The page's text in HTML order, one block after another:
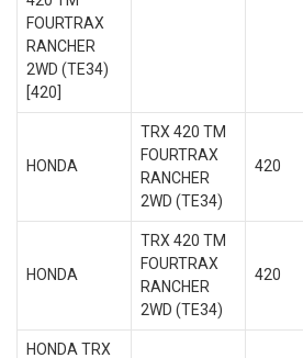
FOURTRAX
RANCHER
2WD (TE34)
[420]
HONDA
TRX 420 TM
FOURTRAX
RANCHER
2WD (TE34)
420
HONDA
TRX 420 TM
FOURTRAX
RANCHER
2WD (TE34)
420
HONDA TRX